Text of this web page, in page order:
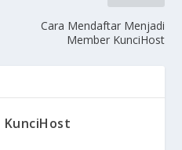
Cara Mendaftar Menjadi
Member KunciHost
KunciHost